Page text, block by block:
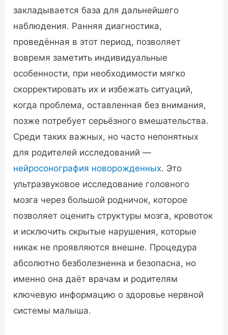
закладывается база для дальнейшего
наблюдения. Ранняя диагностика,
проведённая в этот период, позволяет
вовремя заметить индивидуальные
особенности, при необходимости мягко
скорректировать их и избежать ситуаций,
когда проблема, оставленная без внимания,
позже потребует серьёзного вмешательства.
Среди таких важных, но часто непонятных
для родителей исследований —
нейросонография новорожденных. Это
ультразвуковое исследование головного
мозга через большой родничок, которое
позволяет оценить структуры мозга, кровоток
и исключить скрытые нарушения, которые
никак не проявляются внешне. Процедура
абсолютно безболезненна и безопасна, но
именно она даёт врачам и родителям
ключевую информацию о здоровье нервной
системы малыша.